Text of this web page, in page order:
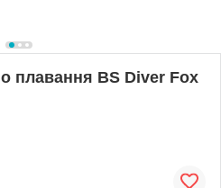
плавання BS Diver Fox